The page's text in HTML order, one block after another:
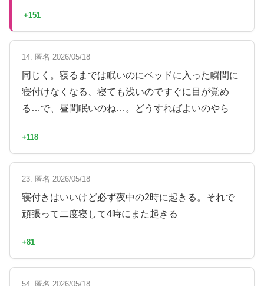
+151
14. 匿名 2026/05/18
同じく。寝るまでは眠いのにベッドに入った瞬間に
寝付けなくなる、寝ても浅いのですぐに目が覚め
る…で、昼間眠いのね…。どうすればよいのやら
+118
23. 匿名 2026/05/18
寝付きはいいけど必ず夜中の2時に起きる。それで
頑張って二度寝して4時にまた起きる
+81
54. 匿名 2026/05/18